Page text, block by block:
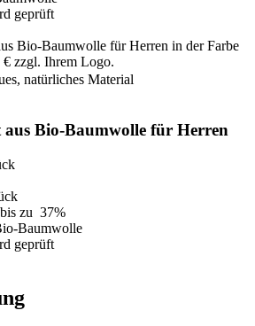
geprüft
natürliches Material
Bio-Baumwolle für Herren
zu 37%
Baumwolle
geprüft